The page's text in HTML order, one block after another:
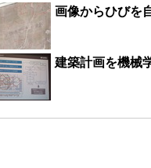
画像からひびを
建築計画を機械